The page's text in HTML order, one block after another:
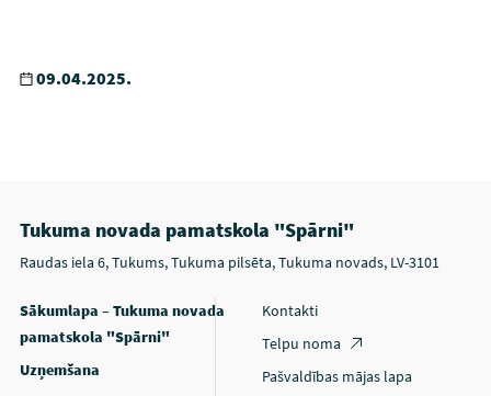
09.04.2025.
Tukuma novada pamatskola "Spārni"
Raudas iela 6, Tukums, Tukuma pilsēta, Tukuma novads, LV-3101
Sākumlapa – Tukuma novada
pamatskola "Spārni"
Uzņemšana
Kontakti
Telpu noma
Pašvaldības mājas lapa